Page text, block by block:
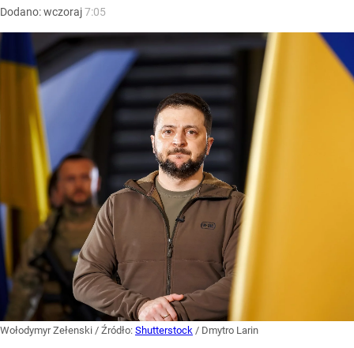
Dodano:wczoraj7:05
Wołodymyr Zełenski / Źródło: Shutterstock / Dmytro Larin